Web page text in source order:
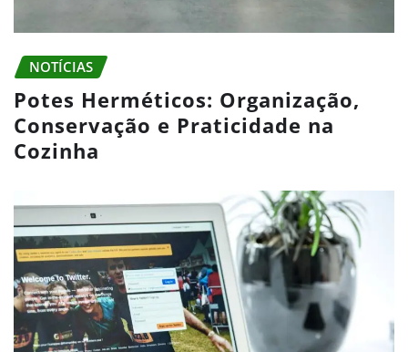
NOTÍCIAS
Potes Herméticos: Organização,
Conservação e Praticidade na
Cozinha